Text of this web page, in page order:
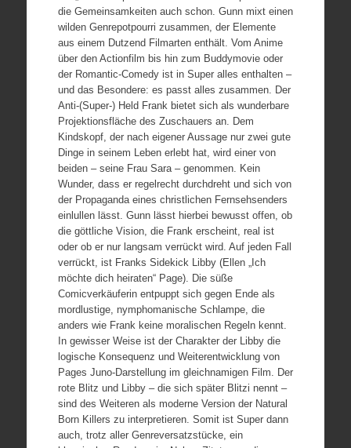
die Gemeinsamkeiten auch schon. Gunn mixt einen
wilden Genrepotpourri zusammen, der Elemente
aus einem Dutzend Filmarten enthält. Vom Anime
über den Actionfilm bis hin zum Buddymovie oder
der Romantic-Comedy ist in Super alles enthalten –
und das Besondere: es passt alles zusammen. Der
Anti-(Super-) Held Frank bietet sich als wunderbare
Projektionsfläche des Zuschauers an. Dem
Kindskopf, der nach eigener Aussage nur zwei gute
Dinge in seinem Leben erlebt hat, wird einer von
beiden – seine Frau Sara – genommen. Kein
Wunder, dass er regelrecht durchdreht und sich von
der Propaganda eines christlichen Fernsehsenders
einlullen lässt. Gunn lässt hierbei bewusst offen, ob
die göttliche Vision, die Frank erscheint, real ist
oder ob er nur langsam verrückt wird. Auf jeden Fall
verrückt, ist Franks Sidekick Libby (Ellen „Ich
möchte dich heiraten“ Page). Die süße
Comicverkäuferin entpuppt sich gegen Ende als
mordlustige, nymphomanische Schlampe, die
anders wie Frank keine moralischen Regeln kennt.
In gewisser Weise ist der Charakter der Libby die
logische Konsequenz und Weiterentwicklung von
Pages Juno-Darstellung im gleichnamigen Film. Der
rote Blitz und Libby – die sich später Blitzi nennt –
sind des Weiteren als moderne Version der Natural
Born Killers zu interpretieren. Somit ist Super dann
auch, trotz aller Genreversatzstücke, ein